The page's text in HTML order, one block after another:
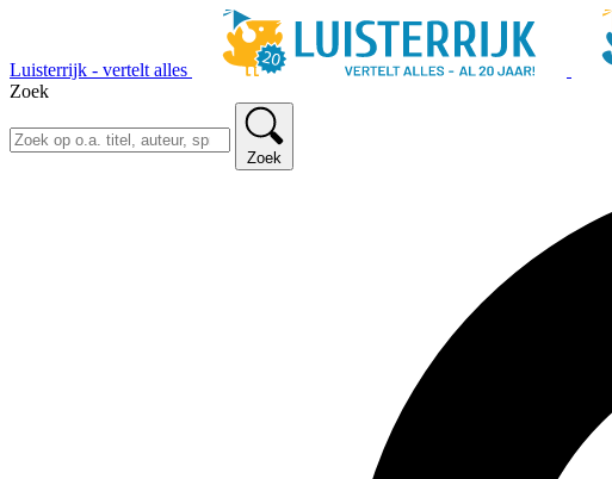
Luisterrijk - vertelt alles
Zoek
Zoek